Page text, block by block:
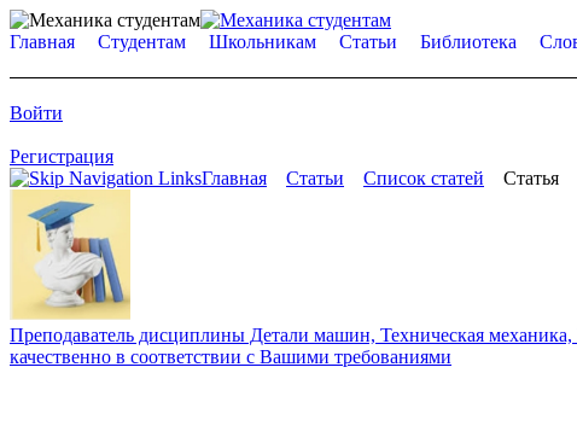
Главная Студентам Школьникам Статьи Библиотека
Войти
Регистрация
Главная
Статьи Список статей Статья
Преподаватель дисциплины Детали машин, Техническая
качественно в соответствии с Вашими требованиями